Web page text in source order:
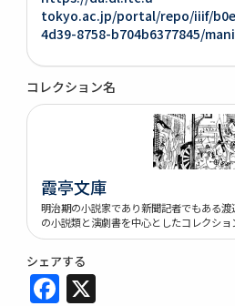
tokyo.ac.jp/portal/repo/iiif/
4d39-8758-b704b6377845/
コレクション名
霞亭文庫
明治期の小説家であり新聞記者でもある
の小説類と演劇書を中心としたコレクショ
シェアする
Facebook